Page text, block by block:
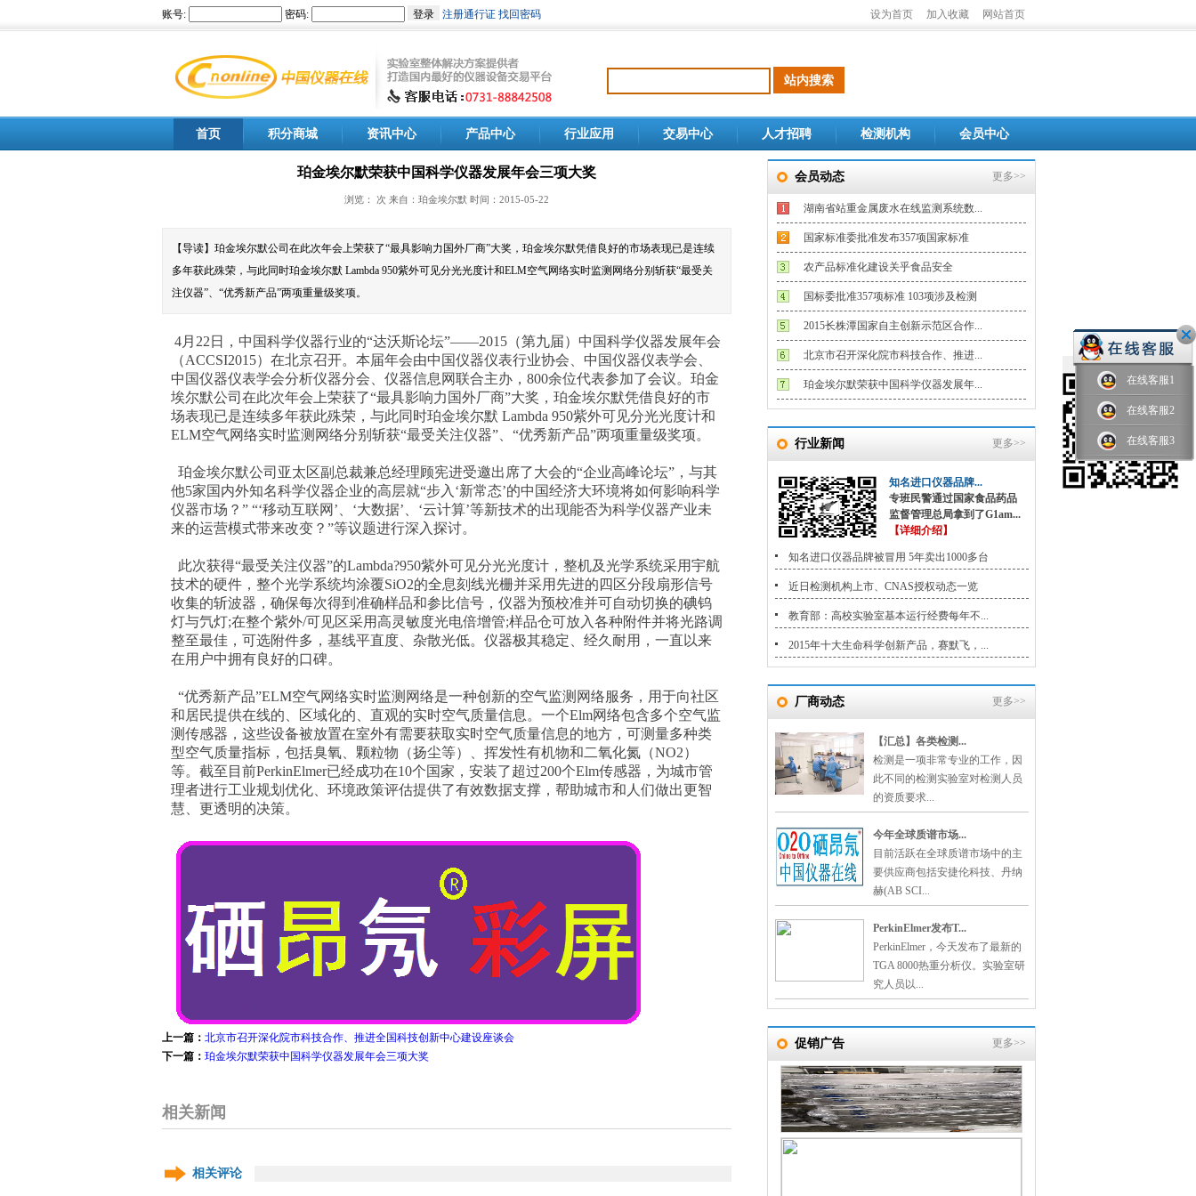
设为首页 加入收藏 网站首页
首页 积分商城 资讯中心 产品中心 行业应用 交易中心 人才招聘 检测机构 会员中心
珀金埃尔默荣获中国科学仪器发展年会三项大奖
浏览： 次 来自：珀金埃尔默 时间：2015-05-22
【导读】珀金埃尔默公司在此次年会上荣获了“最具影响力国外厂商”大奖，珀金埃尔默凭借良好的市场表现已是连续
多年获此殊荣，与此同时珀金埃尔默 Lambda 950紫外可见分光光度计和ELM空气网络实时监测网络分别斩获“最受关
注仪器”、“优秀新产品”两项重量级奖项。
4月22日，中国科学仪器行业的“达沃斯论坛”——2015（第九届）中国科学仪器发展年会
（ACCSI2015）在北京召开。本届年会由中国仪器仪表行业协会、中国仪器仪表学会、
中国仪器仪表学会分析仪器分会、仪器信息网联合主办，800余位代表参加了会议。珀金
埃尔默公司在此次年会上荣获了“最具影响力国外厂商”大奖，珀金埃尔默凭借良好的市
场表现已是连续多年获此殊荣，与此同时珀金埃尔默 Lambda 950紫外可见分光光度计和
ELM空气网络实时监测网络分别斩获“最受关注仪器”、“优秀新产品”两项重量级奖项。
珀金埃尔默公司亚太区副总裁兼总经理顾宪进受邀出席了大会的“企业高峰论坛”，与其
他5家国内外知名科学仪器企业的高层就“步入‘新常态’的中国经济大环境将如何影响科学
仪器市场？” “‘移动互联网’、‘大数据’、‘云计算’等新技术的出现能否为科学仪器产业未
来的运营模式带来改变？”等议题进行深入探讨。
此次获得“最受关注仪器”的Lambda?950紫外可见分光光度计，整机及光学系统采用宇航
技术的硬件，整个光学系统均涂覆SiO2的全息刻线光栅并采用先进的四区分段扇形信号
收集的斩波器，确保每次得到准确样品和参比信号，仪器为预校准并可自动切换的碘钨
灯与氕灯;在整个紫外/可见区采用高灵敏度光电倍增管;样品仓可放入各种附件并将光路调
整至最佳，可选附件多，基线平直度、杂散光低。仪器极其稳定、经久耐用，一直以来
在用户中拥有良好的口碑。
“优秀新产品”ELM空气网络实时监测网络是一种创新的空气监测网络服务，用于向社区
和居民提供在线的、区域化的、直观的实时空气质量信息。一个Elm网络包含多个空气监
测传感器，这些设备被放置在室外有需要获取实时空气质量信息的地方，可测量多种类
型空气质量指标，包括臭氧、颗粒物（扬尘等）、挥发性有机物和二氧化氮（NO2）
等。截至目前PerkinElmer已经成功在10个国家，安装了超过200个Elm传感器，为城市管
理者进行工业规划优化、环境政策评估提供了有效数据支撑，帮助城市和人们做出更智
慧、更透明的决策。
上一篇： 北京市召开深化院市科技合作、推进全国科技创新中心建设座谈会
下一篇： 珀金埃尔默荣获中国科学仪器发展年会三项大奖
相关新闻
相关评论
会员动态 更多>>
湖南省站重金属废水在线监测系统数...
国家标准委批准发布357项国家标准
农产品标准化建设关乎食品安全
国标委批准357项标准 103项涉及检测
2015长株潭国家自主创新示范区合作...
北京市召开深化院市科技合作、推进...
珀金埃尔默荣获中国科学仪器发展年...
行业新闻 更多>>
知名进口仪器品牌...
专班民警通过国家食品药品
监督管理总局拿到了G1am...
【详细介绍】
知名进口仪器品牌被冒用 5年卖出1000多台
近日检测机构上市、CNAS授权动态一览
教育部：高校实验室基本运行经费每年不...
2015年十大生命科学创新产品，赛默飞，...
厂商动态 更多>>
【汇总】各类检测...
检测是一项非常专业的工作，因
此不同的检测实验室对检测人员
的资质要求...
今年全球质谱市场...
目前活跃在全球质谱市场中的主
要供应商包括安捷伦科技、丹纳
赫(AB SCI...
PerkinElmer发布T...
PerkinElmer，今天发布了最新的
TGA 8000热重分析仪。实验室研
究人员以...
促销广告 更多>>
在线客服1
在线客服2
在线客服3